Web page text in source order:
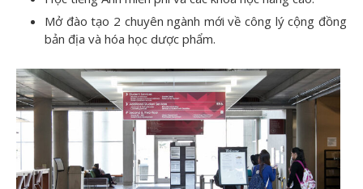
Mở đào tạo 2 chuyên ngành mới về công lý cộng đồng
bản địa và hóa học dược phẩm.